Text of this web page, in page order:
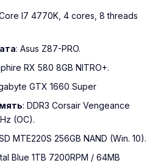
I7 4770K, 4 cores, 8 threads
: Asus Z87-PRO.
RX 580 8GB NITRO+.
GTX 1660 Super
: DDR3 Corsair Vengeance
(OC).
MTE220S 256GB NAND (Win. 10).
Blue 1TB 7200RPM / 64MB